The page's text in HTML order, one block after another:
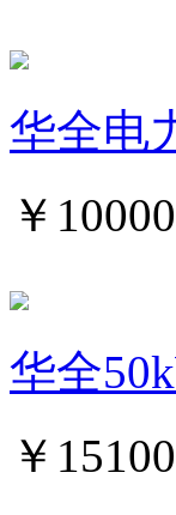
华全电
￥
华全
￥